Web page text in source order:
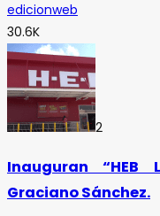
edicionweb
30.6K
2
Inauguran
Graciano Sánchez.